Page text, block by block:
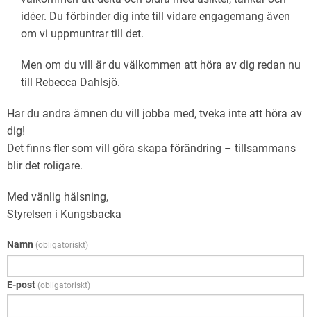
idéer. Du förbinder dig inte till vidare engagemang även
om vi uppmuntrar till det.
Men om du vill är du välkommen att höra av dig redan nu
till Rebecca Dahlsjö.
Har du andra ämnen du vill jobba med, tveka inte att höra av
dig!
Det finns fler som vill göra skapa förändring – tillsammans
blir det roligare.
Med vänlig hälsning,
Styrelsen i Kungsbacka
Namn (obligatoriskt)
E-post (obligatoriskt)